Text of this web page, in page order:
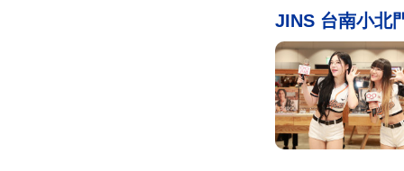
JINS 台南小北